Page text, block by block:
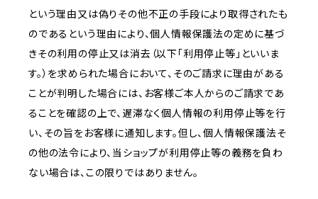
という理由又は偽りその他不正の手段により取得されたも
のであるという理由により、個人情報保護法の定めに基づ
きその利用の停止又は消去（以下「利用停止等」といいま
す。）を求められた場合において、そのご請求に理由がある
ことが判明した場合には、お客様ご本人からのご請求であ
ることを確認の上で、遅滞なく個人情報の利用停止等を行
い、その旨をお客様に通知します。但し、個人情報保護法そ
の他の法令により、当ショップが利用停止等の義務を負わ
ない場合は、この限りではありません。